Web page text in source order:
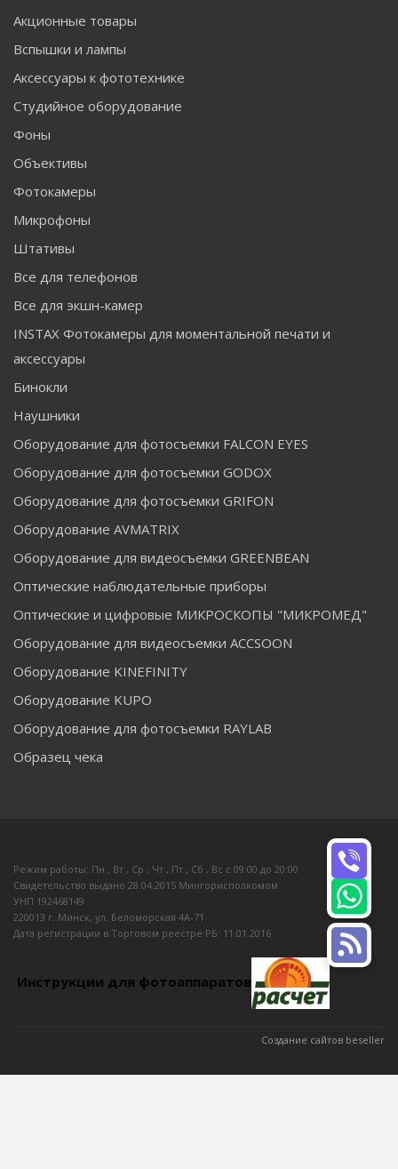
Акционные товары
Вспышки и лампы
Аксессуары к фототехнике
Студийное оборудование
Фоны
Объективы
Фотокамеры
Микрофоны
Штативы
Все для телефонов
Все для экшн-камер
INSTAX Фотокамеры для моментальной печати и
аксессуары
Бинокли
Наушники
Оборудование для фотосъемки FALCON EYES
Оборудование для фотосъемки GODOX
Оборудование для фотосъемки GRIFON
Оборудование AVMATRIX
Оборудование для видеосъемки GREENBEAN
Оптические наблюдательные приборы
Оптические и цифровые МИКРОСКОПЫ "МИКРОМЕД"
Оборудование для видеосъемки ACCSOON
Оборудование KINEFINITY
Оборудование KUPO
Оборудование для фотосъемки RAYLAB
Образец чека
Режим работы: Пн , Вт , Ср , Чт , Пт , Сб , Вс c 09:00 до 20:00
Свидетельство выдано 28.04.2015 Мингорисполкомом
УНП 192468149
220013 г. Минск, ул. Беломорская 4А-71
Дата регистрации в Торговом реестре РБ: 11.01.2016
Инструкции для фотоаппаратов
Создание сайтов beseller